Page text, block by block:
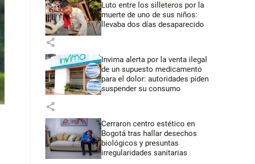
Luto entre los silleteros por la
muerte de uno de sus niños:
llevaba dos días desaparecido
share
Invima alerta por la venta ilegal
de un supuesto medicamento
para el dolor: autoridades piden
suspender su consumo
share
Cerraron centro estético en
Bogotá tras hallar desechos
biológicos y presuntas
irregularidades sanitarias